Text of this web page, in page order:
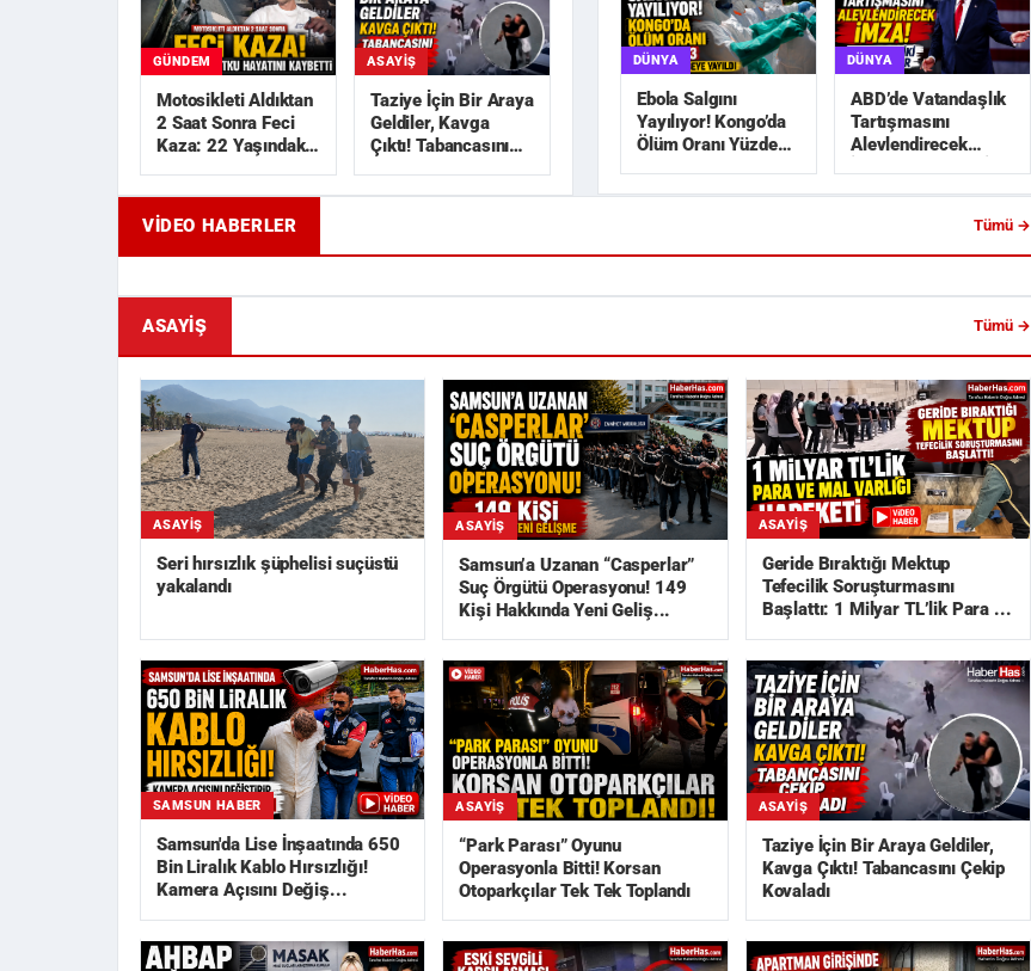
GÜNDEM
Motosikleti Aldıktan
2 Saat Sonra Feci
Kaza: 22 Yaşındaki
Kaybetti
ASAYIŞ
Taziye İçin Bir Araya
Geldiler, Kavga
Çıktı! Tabancasını
DÜNYA
Ebola Salgını
Yayılıyor! Kongo’da
Ölüm Oranı Yüzde
DÜNYA
ABD’de Vatandaşlık
Tartışmasını
Alevlendirecek
Yeni Karar
VIDEO HABERLER
Tümü →
Geride Bıraktığı Mektup Tefecilik
Trabzonspor’da Salah Heyecanı!
ASAYIŞ Tümü →
ASAYIŞ
Seri hırsızlık şüphelisi suçüstü
yakalandı
ASAYIŞ
Samsun’a Uzanan “Casperlar”
Suç Örgütü Operasyonu! 149
Kişi Hakkında Yeni Geliş...
ASAYIŞ
Geride Bıraktığı Mektup
Tefecilik Soruşturmasını
Başlattı: 1 Milyar TL’lik Para ...
SAMSUN HABER
Samsun'da Lise İnşaatında 650
Bin Liralık Kablo Hırsızlığı!
Kamera Açısını Değiş...
ASAYIŞ
“Park Parası” Oyunu
Operasyonla Bitti! Korsan
Otoparkçılar Tek Tek Toplandı
ASAYIŞ
Taziye İçin Bir Araya Geldiler,
Kavga Çıktı! Tabancasını Çekip
Kovaladı